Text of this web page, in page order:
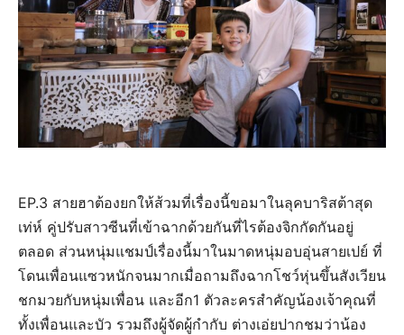
EP.3 สายฮาต้องยกให้ส้วมที่เรื่องนี้ขอมาในลุคบาริสต้าสุด
เท่ห์ คู่ปรับสาวซีนที่เข้าฉากด้วยกันที่ไรต้องจิกกัดกันอยู่
ตลอด ส่วนหนุ่มแชมป์เรื่องนี้มาในมาดหนุ่มอบอุ่นสายเปย์ ที่
โดนเพื่อนแซวหนักจนมากเมื่อถามถึงฉากโชว์หุ่นขึ้นสังเวียน
ชกมวยกับหนุ่มเพื่อน และอีก1 ตัวละครสำคัญน้องเจ้าคุณที่
ทั้งเพื่อนและบัว รวมถึงผู้จัดผู้กำกับ ต่างเอ่ยปากชมว่าน้อง